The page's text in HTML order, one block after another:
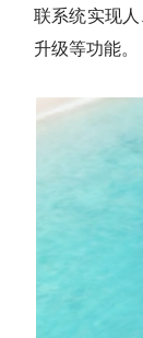
联系统实现
升级等功能。